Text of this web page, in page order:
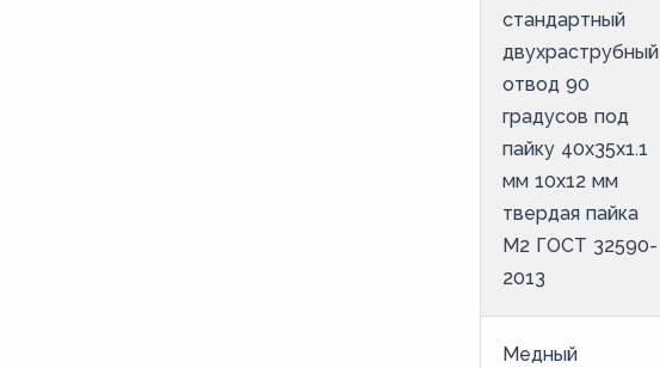
стандартный
двухраструбный
отвод 90
градусов под
пайку 40х35х1.1
мм 10х12 мм
твердая пайка
М2 ГОСТ 32590-
2013
Медный